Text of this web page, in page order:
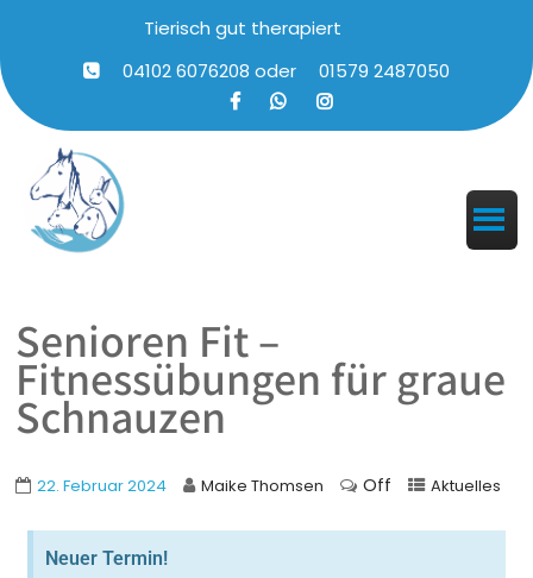
Tierisch gut therapiert
04102 6076208 oder 01579 2487050
Senioren Fit –
Fitnessübungen für graue
Schnauzen
22. Februar 2024 Maike Thomsen Off Aktuelles
Neuer Termin!